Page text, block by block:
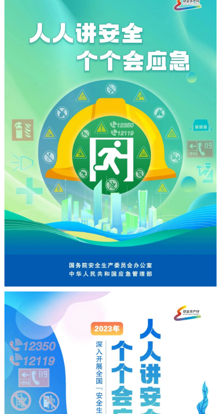
个人服务 法人服务 部门服务
利企服务 投资项目
阳光政务
政民互动
12345网上接诉即办 我要咨询 我要建议
参与调查 在线访谈 图说互动
走进北京
北京概况 十六区概览 人文北京
ENGLISH
DEUTSCH FRANÇAIS РУССКИЙ ЯЗЫК
ESPAÑOL العربية PORTUGUÊS
ITALIANO